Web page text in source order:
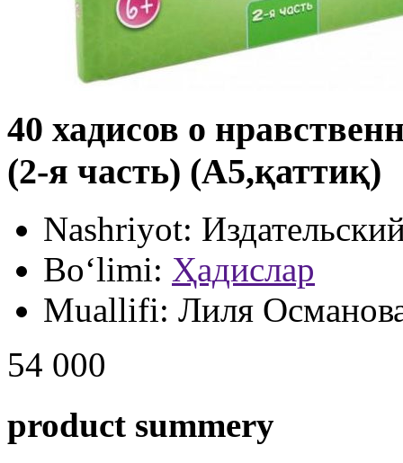
40 хадисов о
(2-я часть) (A5,қаттиқ)
Nashriyot:
Bo‘limi: Ҳадислар
Muallifi: Лиля
54 000
product summery